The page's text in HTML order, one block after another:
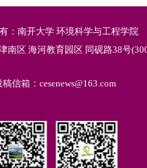
：南开大学 环境科学与工程学院
南区 海河教育园区 同砚路38号
稿信箱：cesenews@163.com